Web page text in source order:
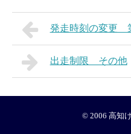
発走時刻の変更
出走制限 その他
© 2006 高知